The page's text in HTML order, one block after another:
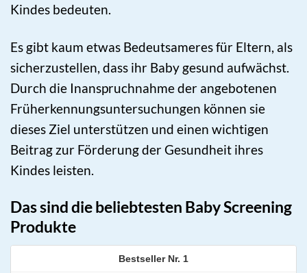
Kindes bedeuten.
Es gibt kaum etwas Bedeutsameres für Eltern, als
sicherzustellen, dass ihr Baby gesund aufwächst.
Durch die Inanspruchnahme der angebotenen
Früherkennungsuntersuchungen können sie
dieses Ziel unterstützen und einen wichtigen
Beitrag zur Förderung der Gesundheit ihres
Kindes leisten.
Das sind die beliebtesten Baby Screening
Produkte
1